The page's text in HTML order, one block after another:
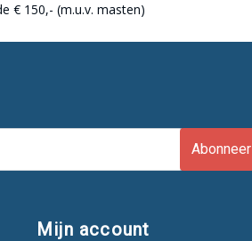
€ 150,- (m.u.v. masten)
Abonneer
Mijn account